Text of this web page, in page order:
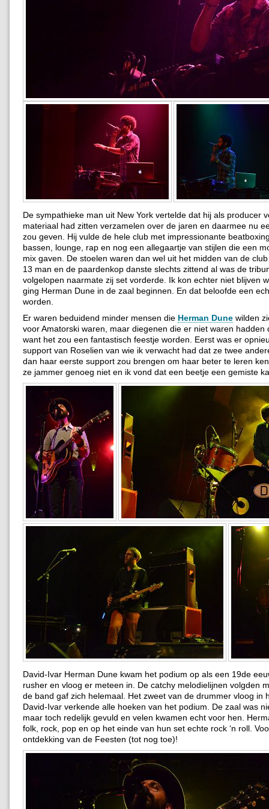
De sympathieke man uit New York vertelde dat hij als producer
materiaal had zitten verzamelen over de jaren en daarmee nu
zou geven. Hij vulde de hele club met impressionante
bassen, lounge, rap en nog een allegaartje van stijlen die een
mix gaven. De stoelen waren dan wel uit het midden van de
13 man en de paardenkop danste slechts zittend al was de
volgelopen naarmate zij set vorderde. Ik kon echter niet blijven
ging Herman Dune in de zaal beginnen. En dat beloofde een
worden.
Er waren beduidend minder mensen die Herman Dune wilden
voor Amatorski waren, maar diegenen die er niet waren hadden
want het zou een fantastisch feestje worden. Eerst was er
support van Roselien van wie ik verwacht had dat ze twee
dan haar eerste support zou brengen om haar beter te leren
ze jammer genoeg niet en ik vond dat een beetje een gemiste
David-Ivar Herman Dune kwam het podium op als een 19de
rusher en vloog er meteen in. De catchy melodielijnen volgden
de band gaf zich helemaal. Het zweet van de drummer vloog in
David-Ivar verkende alle hoeken van het podium. De zaal was
maar toch redelijk gevuld en velen kwamen echt voor hen.
folk, rock, pop en op het einde van hun set echte rock ‘n roll.
ontdekking van de Feesten (tot nog toe)!